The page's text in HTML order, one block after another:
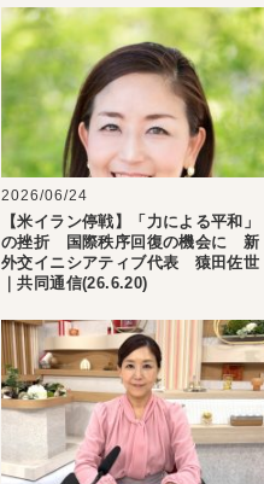
2026/06/24
【米イラン停戦】「力による平和」
の挫折 国際秩序回復の機会に 新
外交イニシアティブ代表 猿田佐世
｜共同通信(26.6.20)